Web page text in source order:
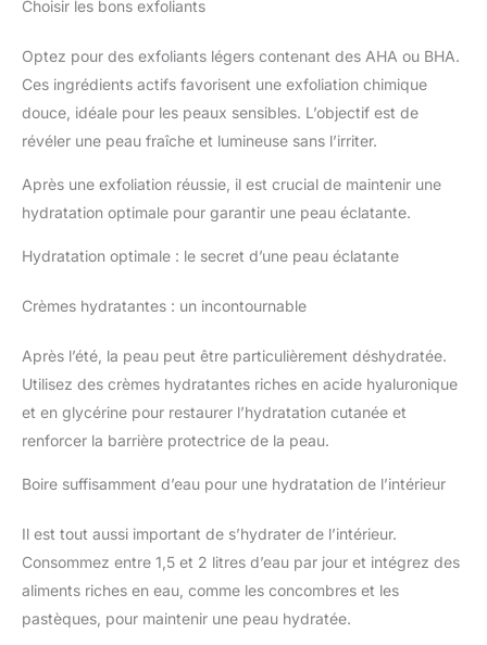
Choisir les bons exfoliants
Optez pour des exfoliants légers contenant des AHA ou BHA.
Ces ingrédients actifs favorisent une exfoliation chimique
douce, idéale pour les peaux sensibles. L’objectif est de
révéler une peau fraîche et lumineuse sans l’irriter.
Après une exfoliation réussie, il est crucial de maintenir une
hydratation optimale pour garantir une peau éclatante.
Hydratation optimale : le secret d’une peau éclatante
Crèmes hydratantes : un incontournable
Après l’été, la peau peut être particulièrement déshydratée.
Utilisez des crèmes hydratantes riches en acide hyaluronique
et en glycérine pour restaurer l’hydratation cutanée et
renforcer la barrière protectrice de la peau.
Boire suffisamment d’eau pour une hydratation de l’intérieur
Il est tout aussi important de s’hydrater de l’intérieur.
Consommez entre 1,5 et 2 litres d’eau par jour et intégrez des
aliments riches en eau, comme les concombres et les
pastèques, pour maintenir une peau hydratée.